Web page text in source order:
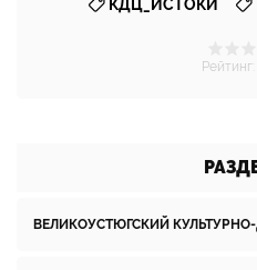
КДЦ_ИСТОКИ
Рейтинг
ВЕЛИКОУСТЮГСКИЙ